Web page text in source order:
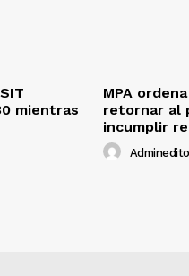
mientras
MPA
retornar al
incumplir